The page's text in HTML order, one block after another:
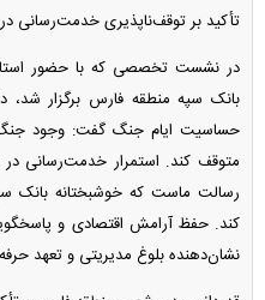
تأکید بر توقف‌ناپذیری خدمت‌رسانی
در نشست تخصصی که با حضور
بانک سپه منطقه فارس برگزار شد،
حساسیت ایام جنگ گفت: وجود جنگ
متوقف کند. استمرار خدمت‌رسانی
رسالت ماست که خوشبختانه بانک
کند. حفظ آرامش اقتصادی و
نشان‌دهنده بلوغ مدیریتی و تعهد